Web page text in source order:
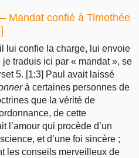
Mandat confié à Timothée
lui confie la charge, lui envoie
traduis ici par « mandat », se
5. [1:3] Paul avait laissé
à certaines personnes de
que la vérité de
de cette
l’amour qui procède d’un
et d’une foi sincère ;
les conseils merveilleux de